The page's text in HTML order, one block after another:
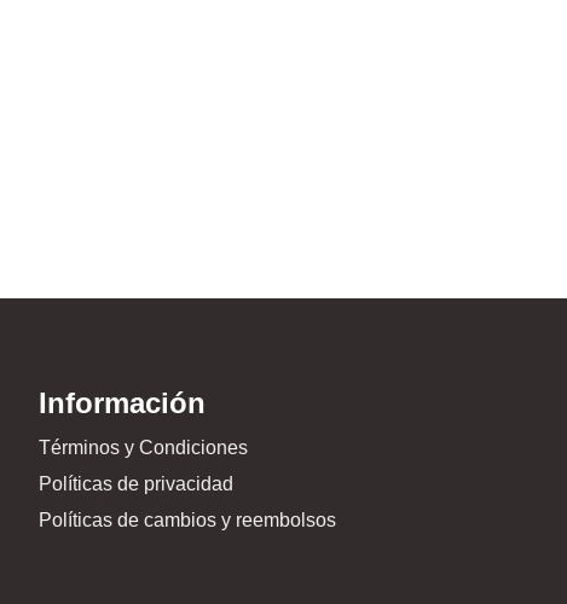
Información
Términos y Condiciones
Políticas de privacidad
Políticas de cambios y reembolsos